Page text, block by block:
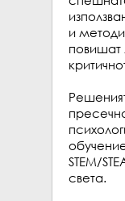
и
повишат
STEM/
света.